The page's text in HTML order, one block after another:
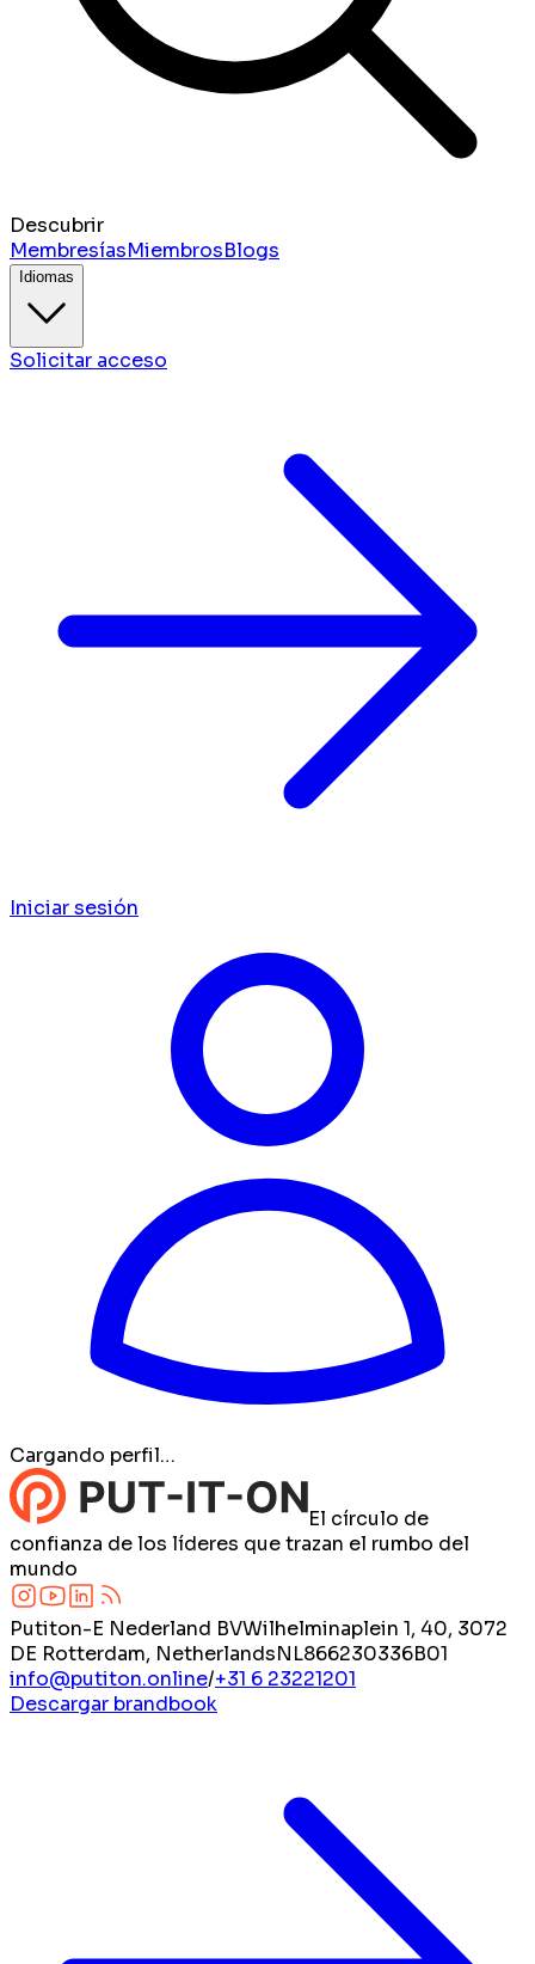
Descubrir
MembresíasMiembrosBlogs
Idiomas
Solicitar acceso
Iniciar sesión
Cargando perfil…
El círculo de
confianza de los líderes que trazan el rumbo del
mundo
Putiton-E Nederland BVWilhelminaplein 1, 40, 3072
DE Rotterdam, NetherlandsNL866230336B01
info@putiton.online/+31 6 23221201
Descargar brandbook